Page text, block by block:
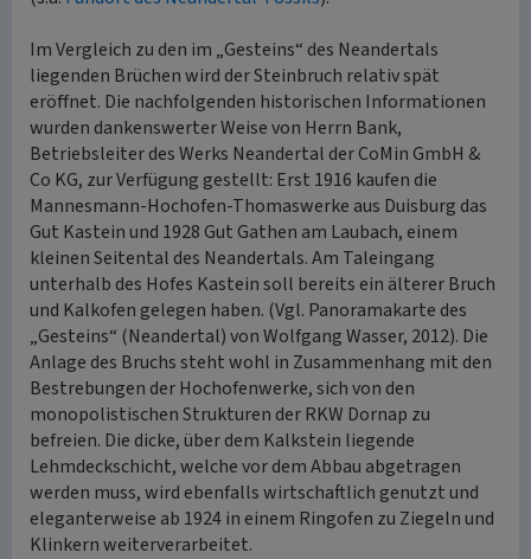
Im Vergleich zu den im „Gesteins“ des Neandertals
liegenden Brüchen wird der Steinbruch relativ spät
eröffnet. Die nachfolgenden historischen Informationen
wurden dankenswerter Weise von Herrn Bank,
Betriebsleiter des Werks Neandertal der CoMin GmbH &
Co KG, zur Verfügung gestellt: Erst 1916 kaufen die
Mannesmann-Hochofen-Thomaswerke aus Duisburg das
Gut Kastein und 1928 Gut Gathen am Laubach, einem
kleinen Seitental des Neandertals. Am Taleingang
unterhalb des Hofes Kastein soll bereits ein älterer Bruch
und Kalkofen gelegen haben. (Vgl. Panoramakarte des
„Gesteins“ (Neandertal) von Wolfgang Wasser, 2012). Die
Anlage des Bruchs steht wohl in Zusammenhang mit den
Bestrebungen der Hochofenwerke, sich von den
monopolistischen Strukturen der RKW Dornap zu
befreien. Die dicke, über dem Kalkstein liegende
Lehmdeckschicht, welche vor dem Abbau abgetragen
werden muss, wird ebenfalls wirtschaftlich genutzt und
eleganterweise ab 1924 in einem Ringofen zu Ziegeln und
Klinkern weiterverarbeitet.